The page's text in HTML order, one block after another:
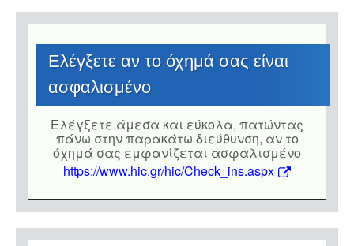
Eλέγξετε αν το όχημά σας είναι
ασφαλισμένο
Eλέγξετε άμεσα και εύκολα, πατώντας
πάνω στην παρακάτω διεύθυνση, αν το
όχημά σας εμφανίζεται ασφαλισμένο
https://www.hic.gr/hic/Check_ins.aspx